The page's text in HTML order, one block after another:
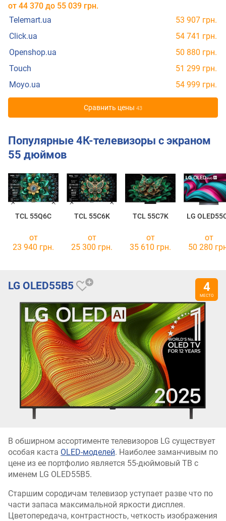
от 44 370 до 55 039 грн.
Telemart.ua
53 907 грн.
Click.ua
54 741 грн.
Openshop.ua
50 880 грн.
Touch
51 299 грн.
Moyo.ua
54 999 грн.
Cравнить цены 43
Популярные 4К-телевизоры с экраном
55 дюймов
TCL 55Q6C TCL 55C6K TCL 55C7K LG
от
23 940 грн.
от
25 300 грн.
от
35 610 грн.
от
50 280
LG OLED55B5
В обширном ассортименте телевизоров LG существует
особая каста OLED-моделей. Наиболее заманчивым по
цене из ее портфолио является 55-дюймовый ТВ с
именем LG OLED55B5.
Старшим сородичам телевизор уступает разве что по
части запаса максимальной яркости дисплея.
Цветопередача, контрастность, четкость изображения